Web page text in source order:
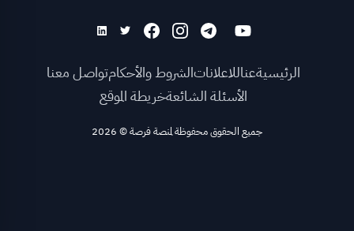
الرئيسيةعناللاعلاناتالشروط والأحكامتواصل معنا
الأسئلة الشائعةخريطة الموقع
جميع الحقوق محفوظة لمنصة فرصة©
2026